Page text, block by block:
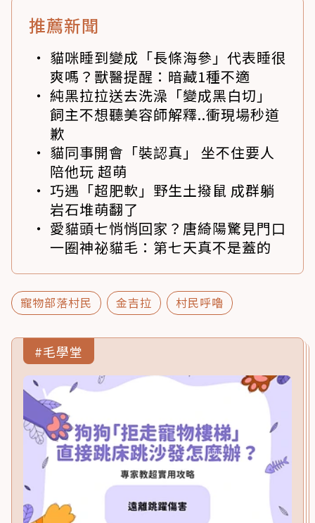
推薦新聞
貓咪睡到變成「長條海參」代表睡很
爽嗎？獸醫提醒：暗藏1種不適
純黑拉拉送去洗澡「變成黑白切」
飼主不想聽美容師解釋..衝現場秒道
歉
貓同事開會「裝認真」 坐不住要人
陪他玩 超萌
巧遇「超肥軟」野生土撥鼠 成群躺
岩石堆萌翻了
愛貓頭七悄悄回家？唐綺陽驚見門口
一圈神祕貓毛：第七天真不是蓋的
寵物部落村民 金吉拉 村民呼嚕
#毛學堂